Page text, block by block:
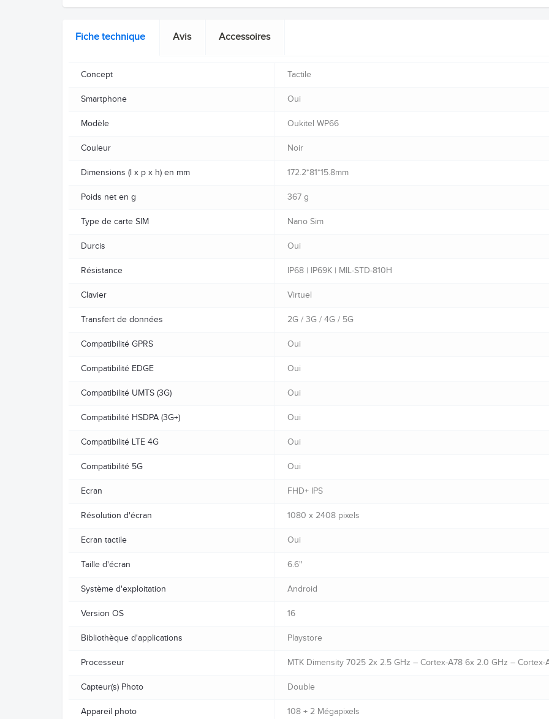
Fiche technique Avis Accessoires
Concept Tactile
Smartphone Oui
Modèle Oukitel WP66
Couleur Noir
Dimensions (l x p x h) en mm 172.2*81*15.8mm
Poids net en g 367 g
Type de carte SIM Nano Sim
Durcis Oui
Résistance IP68 | IP69K | MIL-STD-810H
Clavier Virtuel
Transfert de données 2G / 3G / 4G / 5G
Compatibilité GPRS Oui
Compatibilité EDGE Oui
Compatibilité UMTS (3G) Oui
Compatibilité HSDPA (3G+) Oui
Compatibilité LTE 4G Oui
Compatibilité 5G Oui
Ecran FHD+ IPS
Résolution d'écran 1080 x 2408 pixels
Ecran tactile Oui
Taille d'écran 6.6''
Système d'exploitation Android
Version OS 16
Bibliothèque d'applications Playstore
Processeur MTK Dimensity 7025 2x 2.5 GHz – Cortex-A78 6x 2.0 GHz – Cortex-
Capteur(s) Photo Double
Appareil photo 108 + 2 Mégapixels